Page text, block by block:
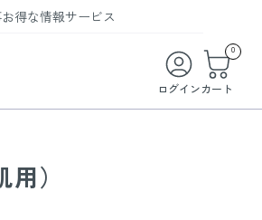
ログイン
0
カート
お得な情報
WEB限定/期間限定キャンペーン
まとめ買い商品
サービス
ッププログラム
達登録
わせ）